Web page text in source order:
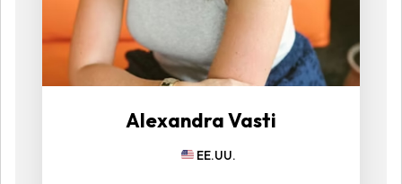
Alexandra Vasti
EE.UU.